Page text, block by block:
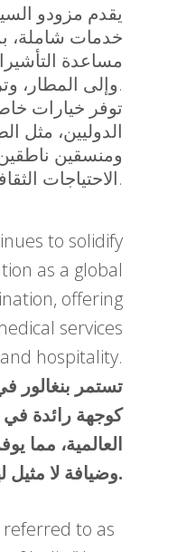
يقدم مزودو
خدمات شاملة،
مساعدة
وإلى المطار، وترتيبات الإقامة.
توفر خيارات
الدوليين، مثل
ومنسقين ناطقين
الاحتياجات الثقافية المختلفة.
to solidify
as a global
offering
services
and hospitality.
تستمر بنغالور
كوجهة رائدة في
العالمية، مما
وضيافة لا مثيل لها.
to as